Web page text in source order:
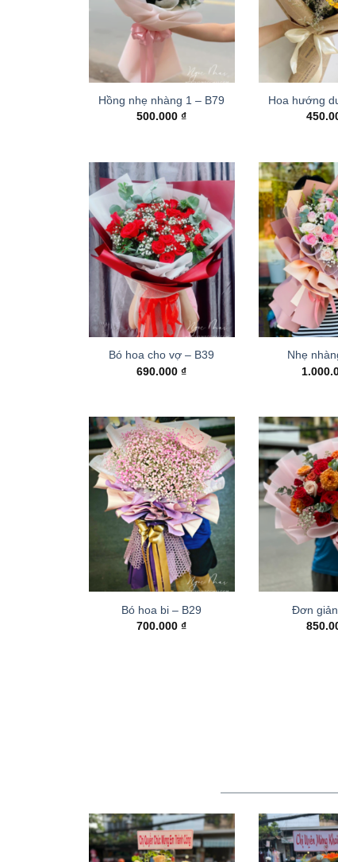
Hồng nhẹ nhàng 1 – B79
500.000₫
Hoa hướng
Bó hoa cho vợ – B39
690.000₫
Nhẹ
Bó hoa bi – B29
700.000₫
Đơn